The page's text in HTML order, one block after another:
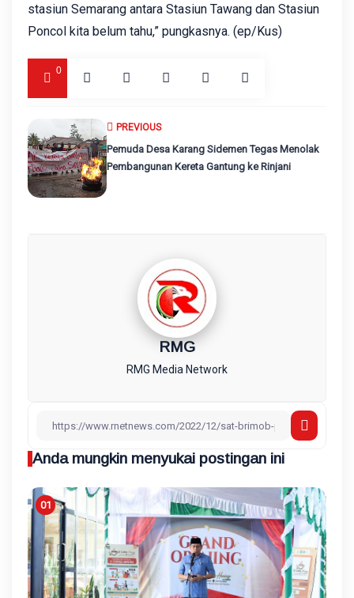
stasiun Semarang antara Stasiun Tawang dan Stasiun
Poncol kita belum tahu,” pungkasnya. (ep/Kus)
0
PREVIOUS
Pemuda Desa Karang Sidemen Tegas Menolak
Pembangunan Kereta Gantung ke Rinjani
RMG
RMG Media Network
Anda mungkin menyukai postingan ini